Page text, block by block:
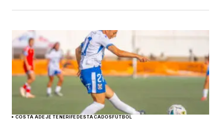
COSTA ADEJE TENERIFEDESTACADOSFÚTBOL